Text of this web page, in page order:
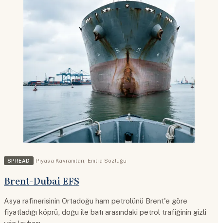
SPREAD Piyasa Kavramları, Emtia Sözlüğü
Brent-Dubai EFS
Asya rafinerisinin Ortadoğu ham petrolünü Brent'e göre
fiyatladığı köprü, doğu ile batı arasındaki petrol trafiğinin gizli